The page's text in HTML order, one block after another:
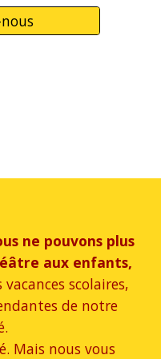
ne pouvons plus
aux enfants,
scolaires,
de notre
Mais nous vous